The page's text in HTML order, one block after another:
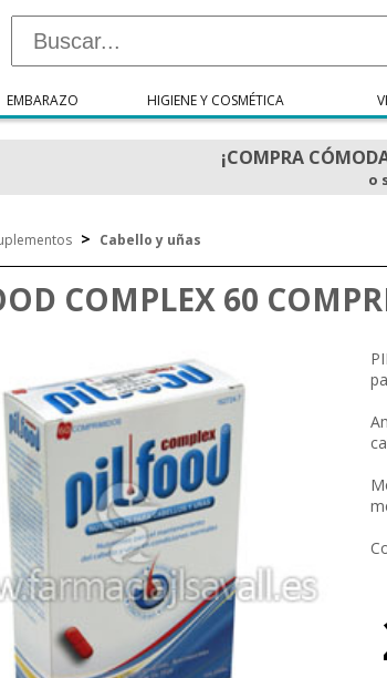
EMBARAZO HIGIENE Y COSMÉTICA
¡COMPRA
o
> Cabello y uñas
COMPLEX 60